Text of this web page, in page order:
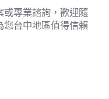
或專業諮詢，歡迎隨
您台中地區值得信賴